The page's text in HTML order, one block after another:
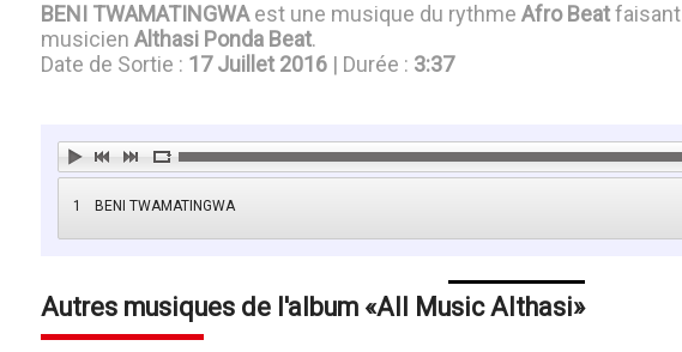
BENI TWAMATINGWAest une musique du rythme Afro Beatfaisant
musicien Althasi Ponda Beat.
Date de Sortie : 17 Juillet 2016| Durée : 3:37
1 BENI TWAMATINGWA
Autres musiques de l'album All Music Althasi